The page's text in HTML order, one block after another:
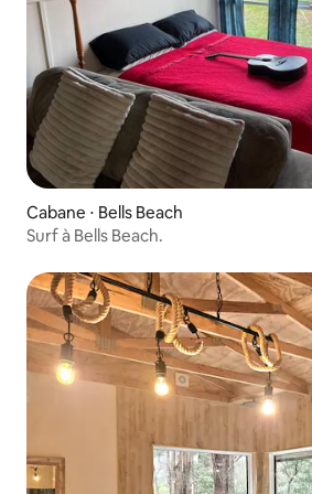
Cabane ⋅ Bells Beach
Surf à Bells Beach.